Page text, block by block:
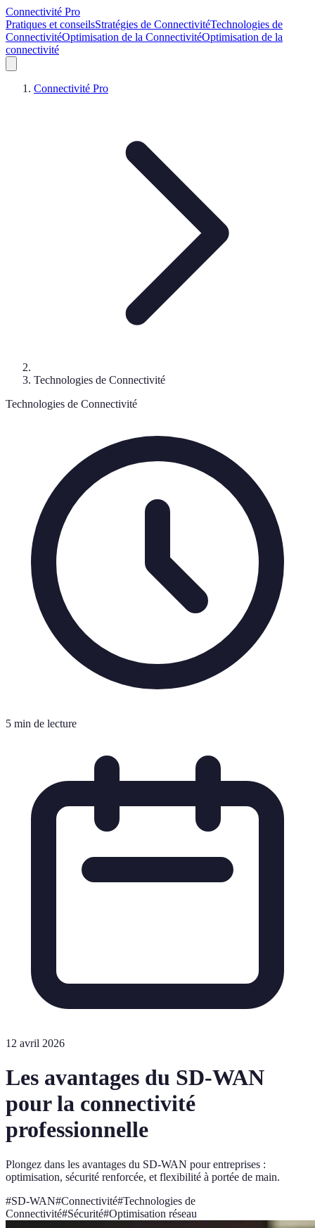
Connectivité Pro
Pratiques et conseilsStratégies de ConnectivitéTechnologies de
ConnectivitéOptimisation de la ConnectivitéOptimisation de la
connectivité
Connectivité Pro
Technologies de Connectivité
Technologies de Connectivité
5 min de lecture
12 avril 2026
Les avantages du SD-WAN
pour la connectivité
professionnelle
Plongez dans les avantages du SD-WAN pour entreprises :
optimisation, sécurité renforcée, et flexibilité à portée de main.
#SD-WAN#Connectivité#Technologies de
Connectivité#Sécurité#Optimisation réseau